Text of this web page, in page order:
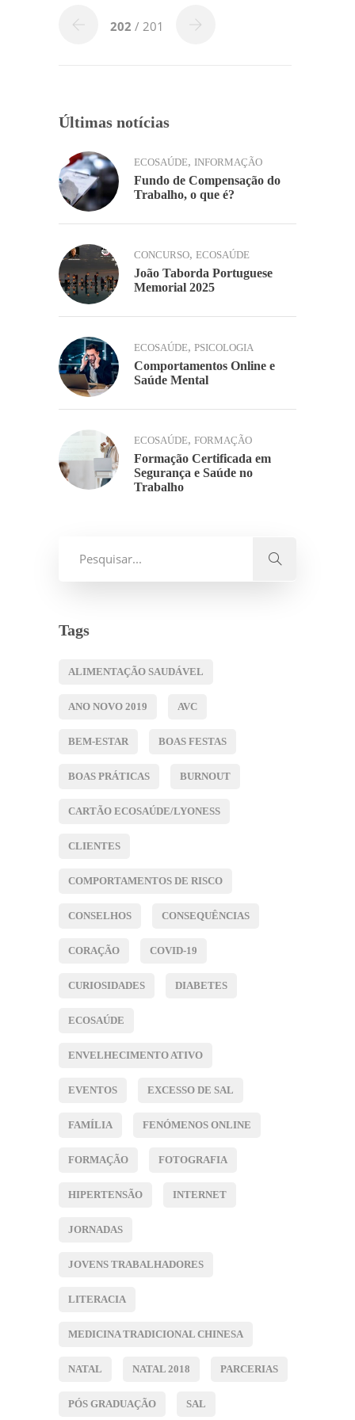
n p
202 / 201
Últimas notícias
ECOSAÚDE, INFORMAÇÃO
Fundo de Compensação do
Trabalho, o que é?
CONCURSO, ECOSAÚDE
João Taborda Portuguese
Memorial 2025
ECOSAÚDE, PSICOLOGIA
Comportamentos Online e
Saúde Mental
ECOSAÚDE, FORMAÇÃO
Formação Certificada em
Segurança e Saúde no
Trabalho
Tags
ALIMENTAÇÃO SAUDÁVEL
ANO NOVO 2019 AVC
BEM-ESTAR BOAS FESTAS
BOAS PRÁTICAS BURNOUT
CARTÃO ECOSAÚDE/LYONESS
CLIENTES
COMPORTAMENTOS DE RISCO
CONSELHOS CONSEQUÊNCIAS
CORAÇÃO COVID-19
CURIOSIDADES DIABETES
ECOSAÚDE
ENVELHECIMENTO ATIVO
EVENTOS EXCESSO DE SAL
FAMÍLIA FENÓMENOS ONLINE
FORMAÇÃO FOTOGRAFIA
HIPERTENSÃO INTERNET
JORNADAS
JOVENS TRABALHADORES
LITERACIA
MEDICINA TRADICIONAL CHINESA
NATAL NATAL 2018 PARCERIAS
PÓS GRADUAÇÃO SAL